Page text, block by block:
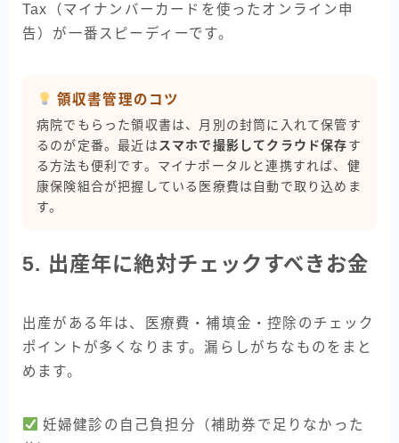
Tax（マイナンバーカードを使ったオンライン申
告）が一番スピーディーです。
領収書管理のコツ
病院でもらった領収書は、月別の封筒に入れて保管す
るのが定番。最近は スマホで撮影してクラウド保存す
る方法も便利です。マイナポータルと連携すれば、健
康保険組合が把握している医療費は自動で取り込めま
す。
5. 出産年に絶対チェックすべきお金
出産がある年は、医療費・補填金・控除のチェック
ポイントが多くなります。漏らしがちなものをまと
めます。
妊婦健診の自己負担分（補助券で足りなかった